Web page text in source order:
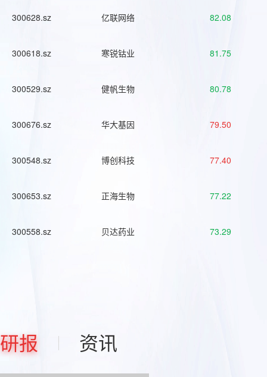
300628.sz 亿联网络 82.08
300618.sz 寒锐钴业 81.75
300529.sz 健帆生物 80.78
300676.sz 华大基因 79.50
300548.sz 博创科技 77.40
300653.sz 正海生物 77.22
300558.sz 贝达药业 73.29
研报 资讯